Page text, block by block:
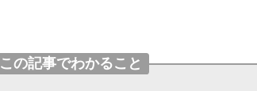
この記事でわかること